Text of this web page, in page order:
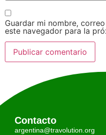
Guardar mi nombre,
este navegador para la
Contacto
argentina@travolution.org